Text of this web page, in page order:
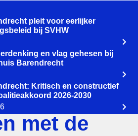
pleit voor eerlijker
bij SVHW
en vlag gehesen bij
Barendrecht
Kritisch en constructief
2026-2030
met de